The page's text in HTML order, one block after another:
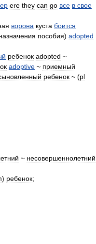
ere they can go все в свое
ворона куста боится
пособия) adopted
ребенок adopted ~
adoptive ~ приемный
ребенок ~ (pl
~ несовершеннолетний
) ребенок;